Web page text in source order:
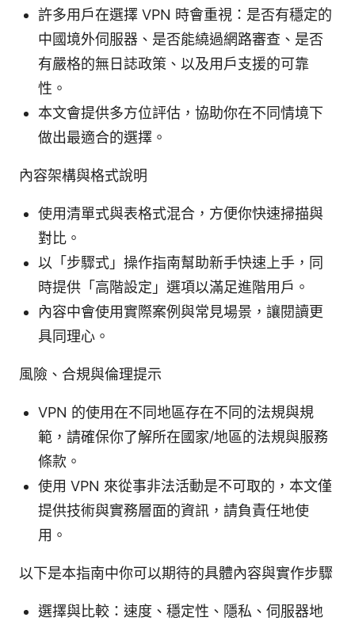
許多用戶在選擇 VPN 時會重視：是否有穩定的
中國境外伺服器、是否能繞過網路審查、是否
有嚴格的無日誌政策、以及用戶支援的可靠
性。
本文會提供多方位評估，協助你在不同情境下
做出最適合的選擇。
內容架構與格式說明
使用清單式與表格式混合，方便你快速掃描與
對比。
以「步驟式」操作指南幫助新手快速上手，同
時提供「高階設定」選項以滿足進階用戶。
內容中會使用實際案例與常見場景，讓閱讀更
具同理心。
風險、合規與倫理提示
VPN 的使用在不同地區存在不同的法規與規
範，請確保你了解所在國家/地區的法規與服務
條款。
使用 VPN 來從事非法活動是不可取的，本文僅
提供技術與實務層面的資訊，請負責任地使
用。
以下是本指南中你可以期待的具體內容與實作步驟
選擇與比較：速度、穩定性、隱私、伺服器地